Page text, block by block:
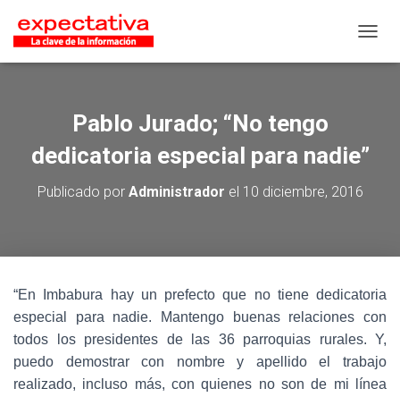
Pablo Jurado; “No tengo
dedicatoria especial para nadie”
Publicado por Administrador el 10 diciembre, 2016
“En Imbabura hay un prefecto que no tiene dedicatoria
especial para nadie. Mantengo buenas relaciones con
todos los presidentes de las 36 parroquias rurales. Y,
puedo demostrar con nombre y apellido el trabajo
realizado, incluso más, con quienes no son de mi línea